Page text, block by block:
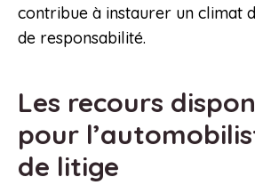
contribue à instaurer un climat
de responsabilité.
Les recours
pour
de litige